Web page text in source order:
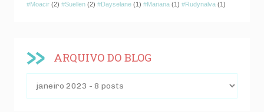
#Moacir (2) #Suellen (2) #Dayselane (1) #Mariana (1) #Rudynalva (1)
ARQUIVO DO BLOG